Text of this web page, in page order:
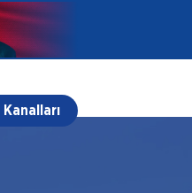
Kanalları